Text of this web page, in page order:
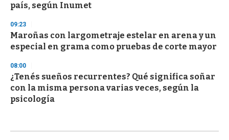
país, según Inumet
09:23
Maroñas con largometraje estelar en arena y un
especial en grama como pruebas de corte mayor
08:00
¿Tenés sueños recurrentes? Qué significa soñar
con la misma persona varias veces, según la
psicología